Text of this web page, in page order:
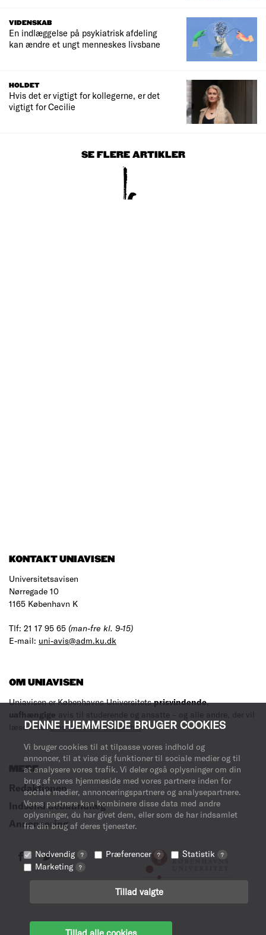
DENNE HJEMMESIDE BRUGER COOKIES
Vi bruger cookies til at tilpasse vores indhold og
annoncer, til at vise dig funktioner til sociale medier og til
at analysere vores trafik. Vi deler også oplysninger om din
brug af vores hjemmeside med vores partnere inden for
sociale medier, annonceringspartnere og analysepartnere.
Vores partnere kan kombinere disse data med andre
oplysninger, du har givet dem, eller som de har indsamlet
fra din brug af deres tjenester.
Nødvendig ? Præferencer ? Statistik ?
Marketing ?
Tillad valgte
Tillad alle cookies
VIDENSKAB
En indlæggelse på psykiatrisk afdeling
kan ændre et ungt menneskes livsbane
HOLDET
Hvis det er vigtigt for kollegerne, er det
vigtigt for Cecilie
SE FLERE ARTIKLER
KONTAKT UNIAVISEN
Universitetsavisen
Nørregade 10
1165 København K
Tlf: 21 17 95 65 (man-fre kl. 9-15)
E-mail: uni-avis@adm.ku.dk
OM UNIAVISEN
Uniavisen er Københavns Universitetsprisvindende,
uafhængige avis til studerende og ansatte – og alle andre, der vil
læse med.Læs mere om avisen her.
MERE
Redaktionen
Indsend debatindlæg
Annoncering